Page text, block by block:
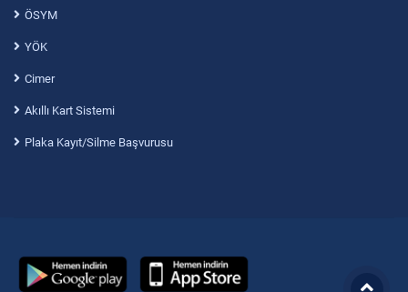
ÖSYM
YÖK
Cimer
Akıllı Kart Sistemi
Plaka Kayıt/Silme Başvurusu